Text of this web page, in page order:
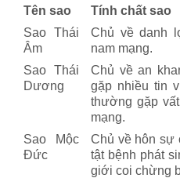
Tên sao
Tính chất sao
Sao Thái
Âm
Chủ về danh
nam mạng.
Sao Thái
Dương
Chủ về an
gặp nhiều tin
thường gặp
mạng.
Sao Mộc
Đức
Chủ về hôn sự
tật bệnh phát
giới coi chừng